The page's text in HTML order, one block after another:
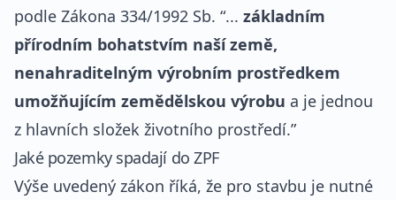
podle Zákona 334/1992 Sb. “... základním
přírodním bohatstvím naší země,
nenahraditelným výrobním prostředkem
umožňujícím zemědělskou výrobu a je jednou
z hlavních složek životního prostředí.”
Jaké pozemky spadají do ZPF
Výše uvedený zákon říká, že pro stavbu je nutné